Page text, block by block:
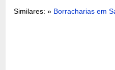
Similares: » Borracharias em